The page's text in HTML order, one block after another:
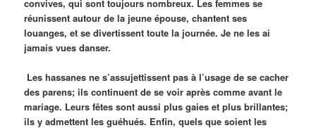
convives, qui sont toujours nombreux. Les femmes se
réunissent autour de la jeune épouse, chantent ses
louanges, et se divertissent toute la journée. Je ne les ai
jamais vues danser.
Les hassanes ne s’assujettissent pas à l’usage de se cacher
des parens; ils continuent de se voir après comme avant le
mariage. Leurs fêtes sont aussi plus gaies et plus brillantes;
ils y admettent les guéhués. Enfin, quels que soient les